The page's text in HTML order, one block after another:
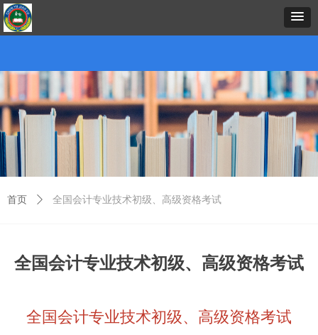
全国会计专业技术初级、高级资格考试
全国会计专业技术初级、高级资格考试
首页 ꄲ 全国会计专业技术初级、高级资格考试